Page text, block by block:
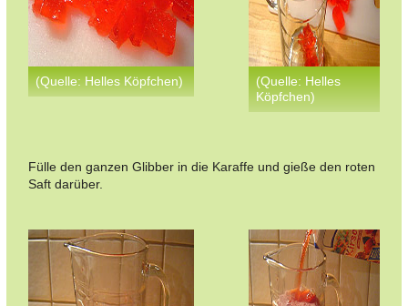
(Quelle: Helles Köpfchen)
(Quelle: Helles
Köpfchen)
Fülle den ganzen Glibber in die Karaffe und gieße den roten
Saft darüber.